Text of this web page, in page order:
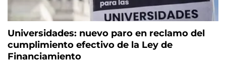
Universidades: nuevo paro en reclamo del
cumplimiento efectivo de la Ley de
Financiamiento